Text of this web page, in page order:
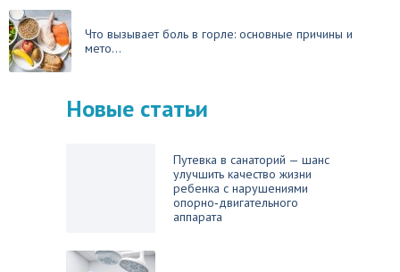
Что вызывает боль в горле: основные причины и
мето...
Новые статьи
Путевка в санаторий — шанс
улучшить качество жизни
ребенка с нарушениями
опорно‑двигательного
аппарата